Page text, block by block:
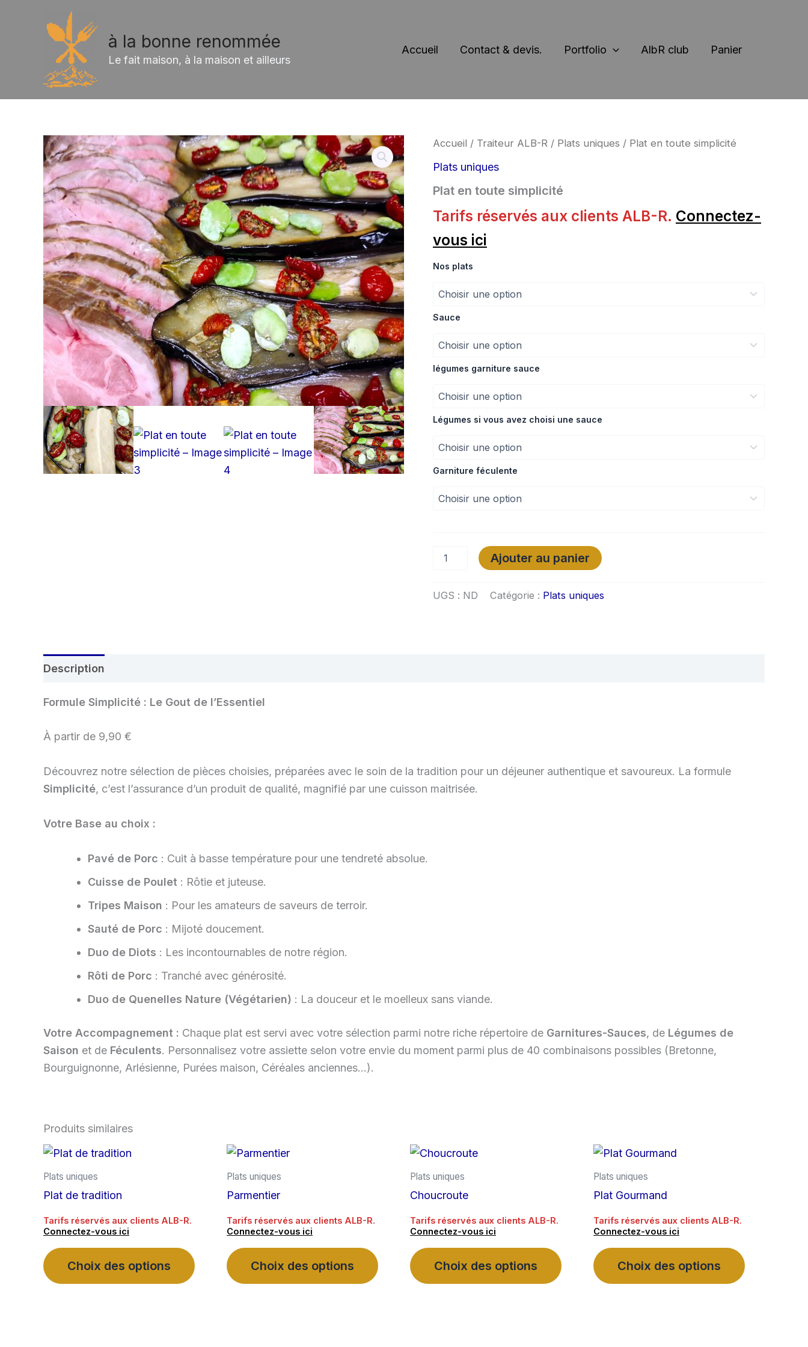
à la bonne renommée
Le fait maison, à la maison et ailleurs
Accueil Contact & devis. Portfolio AlbR club Panier
Accueil / Traiteur ALB-R / Plats uniques / Plat en toute simplicité
Plats uniques
Plat en toute simplicité
Tarifs réservés aux clients ALB-R. Connectez-
vous ici
Nos plats
Sauce
légumes garniture sauce
Légumes si vous avez choisi une sauce
Garniture féculente
toute
Ajouter au panier
UGS : ND Catégorie : Plats uniques
Description
Formule Simplicité : Le Gout de l’Essentiel
À partir de 9,90 €
Découvrez notre sélection de pièces choisies, préparées avec le soin de la tradition pour un déjeuner authentique et savoureux. La formule
Simplicité, c’est l’assurance d’un produit de qualité, magnifié par une cuisson maitrisée.
Votre Base au choix :
Pavé de Porc : Cuit à basse température pour une tendreté absolue.
Cuisse de Poulet : Rôtie et juteuse.
Tripes Maison : Pour les amateurs de saveurs de terroir.
Sauté de Porc : Mijoté doucement.
Duo de Diots : Les incontournables de notre région.
Rôti de Porc : Tranché avec générosité.
Duo de Quenelles Nature (Végétarien) : La douceur et le moelleux sans viande.
Votre Accompagnement : Chaque plat est servi avec votre sélection parmi notre riche répertoire de Garnitures-Sauces, de Légumes de
Saison et de Féculents. Personnalisez votre assiette selon votre envie du moment parmi plus de 40 combinaisons possibles (Bretonne,
Bourguignonne, Arlésienne, Purées maison, Céréales anciennes…).
Produits similaires
Plats uniques
Plat de tradition
Tarifs réservés aux clients ALB-R.
Connectez-vous ici
Choix des options
produit
Plats uniques
Parmentier
Tarifs réservés aux clients ALB-R.
Connectez-vous ici
Choix des options
produit
Plats uniques
Choucroute
Tarifs réservés aux clients ALB-R.
Connectez-vous ici
Choix des options
produit
Plats uniques
Plat Gourmand
Tarifs réservés aux clients ALB-R.
Connectez-vous ici
Choix des options
produit